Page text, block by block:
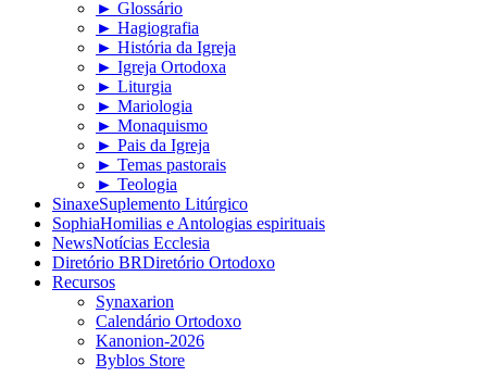
► Glossário
► Hagiografia
► História da Igreja
► Igreja Ortodoxa
► Liturgia
► Mariologia
► Monaquismo
► Pais da Igreja
► Temas pastorais
► Teologia
SinaxeSuplemento Litúrgico
SophiaHomilias e Antologias espirituais
NewsNotícias Ecclesia
Diretório BRDiretório Ortodoxo
Recursos
Synaxarion
Calendário Ortodoxo
Kanonion-2026
Byblos Store